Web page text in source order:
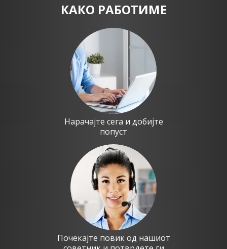
КАКО РАБОТИМЕ
Нарачајте сега и добијте
попуст
Почекајте повик од нашиот